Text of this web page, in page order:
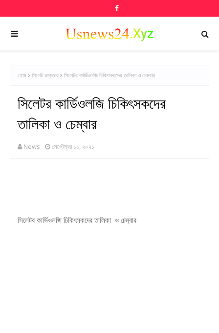
হোম সিলেট ডাক্তার সিলেটর কার্ডিওলজি চিকিৎসকদের তালিকা ও ​​চেম্বার
সিলেটর কার্ডিওলজি চিকিৎসকদের
তালিকা ও ​​চেম্বার
News সেপ্টেম্বর ১১, ২০২১
সিলেটর কার্ডিওলজি চিকিৎসকদের তালিকা ও ​​চেম্বার